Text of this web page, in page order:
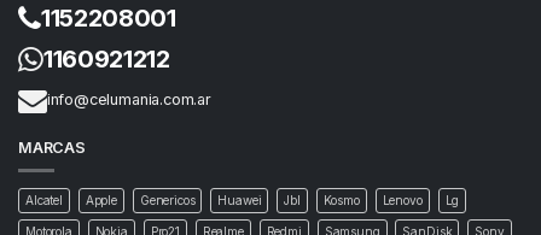
1152208001
1160921212
info@celumania.com.ar
MARCAS
Alcatel Apple Genericos Huawei Jbl Kosmo Lenovo Lg
Motorola Nokia Pro21 Realme Redmi Samsung SanDisk Sony